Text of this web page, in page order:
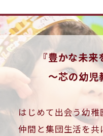
『豊かな未来
～芯の幼児
はじめて出会う幼稚
仲間と集団生活を